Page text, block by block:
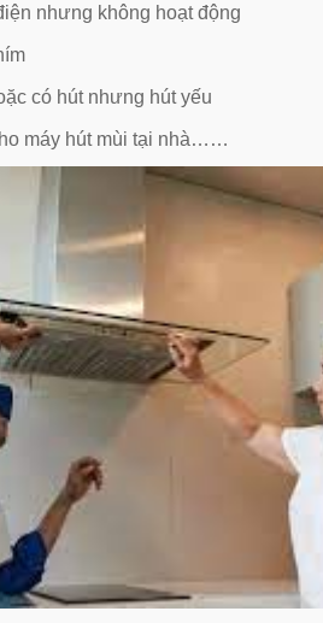
nhưng không hoạt động
có hút nhưng hút yếu
máy hút mùi tại nhà……